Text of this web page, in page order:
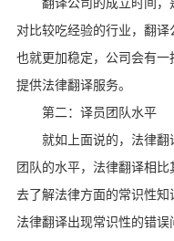
翻译公司的成立时间，
对比较吃经验的行业，翻译
也就更加稳定，公司会有
提供法律翻译服务。
第二：译员团队水平
就如上面说的，法律翻
团队的水平，法律翻译相
去了解法律方面的常识性
法律翻译出现常识性的错